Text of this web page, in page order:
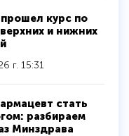
стать
разбираем
Минздрава
курс по
и нижних
г. 15:31